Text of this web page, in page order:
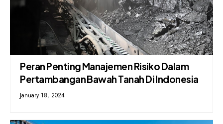
Peran Penting Manajemen Risiko Dalam
Pertambangan Bawah Tanah Di Indonesia
January 18, 2024